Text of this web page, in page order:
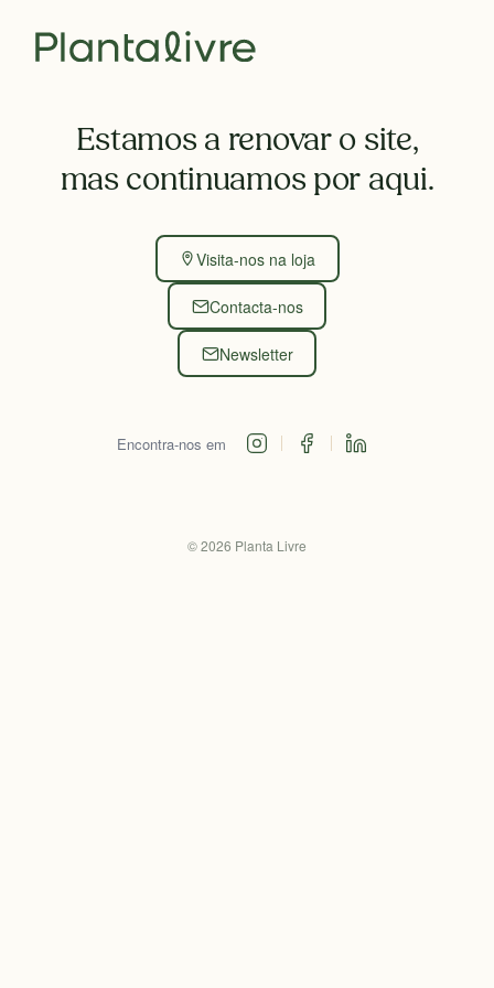
Estamos a renovar o site,
mas continuamos por aqui.
Visita-nos na loja
Contacta-nos
Newsletter
Encontra-nos em
©2026 Planta Livre